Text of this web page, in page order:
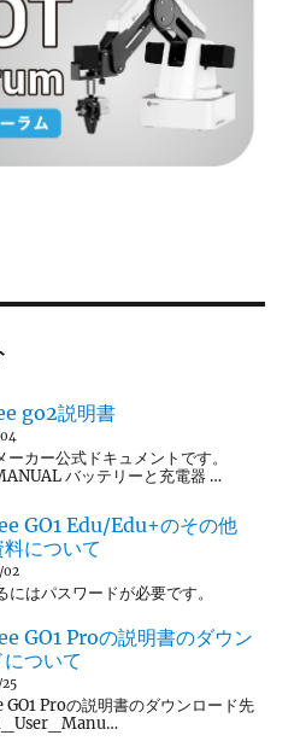
go2説明書
ーカー公式ドキュメントです。
バッテリーと充電器 …
GO1 Edu/Edu+のその他
について
02
にはパスワードが必要です。
GO1 Proの説明書のダウン
について
Proの説明書のダウンロード先